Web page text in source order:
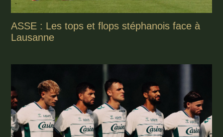
ASSE : Les tops et flops stéphanois face à
Lausanne